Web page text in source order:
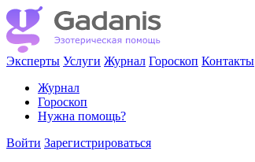
Эксперты Услуги Журнал Гороскоп Контакты
Журнал
Гороскоп
Нужна помощь?
Войти Зарегистрироваться